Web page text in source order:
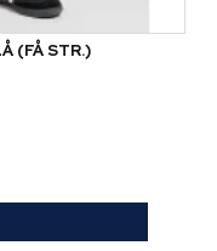
(FÅ STR.)